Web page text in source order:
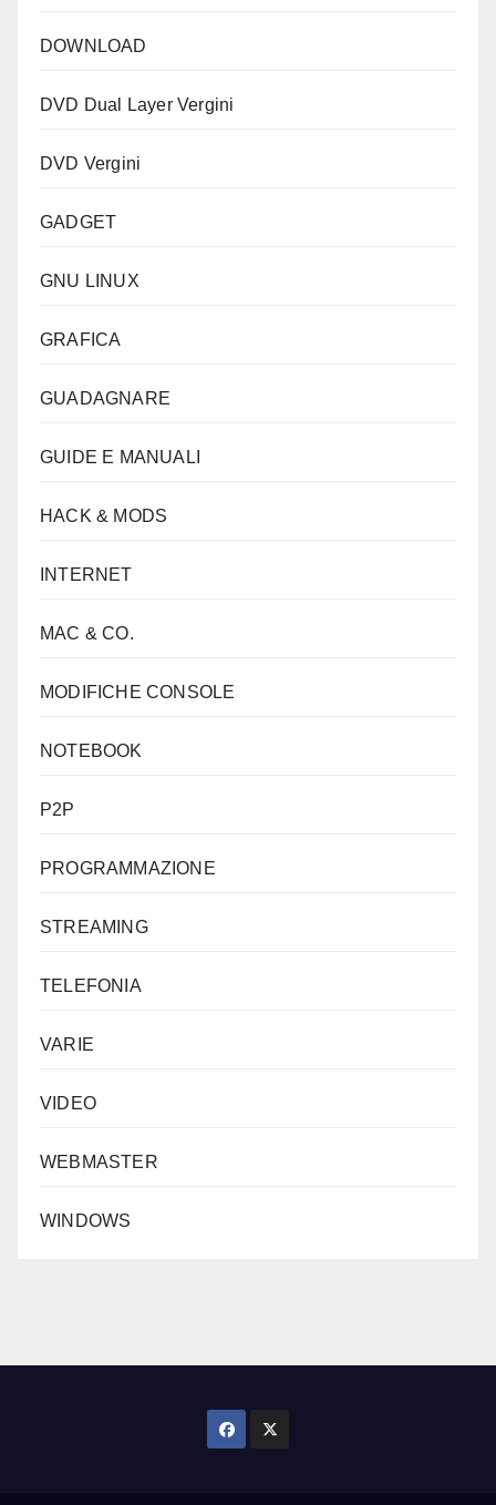
DOWNLOAD
DVD Dual Layer Vergini
DVD Vergini
GADGET
GNU LINUX
GRAFICA
GUADAGNARE
GUIDE E MANUALI
HACK & MODS
INTERNET
MAC & CO.
MODIFICHE CONSOLE
NOTEBOOK
P2P
PROGRAMMAZIONE
STREAMING
TELEFONIA
VARIE
VIDEO
WEBMASTER
WINDOWS